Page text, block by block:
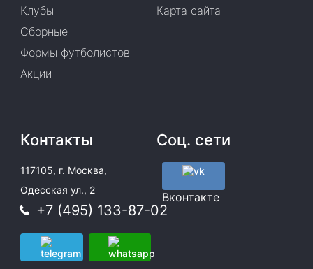
Клубы
Сборные
Формы футболистов
Акции
Карта сайта
Контакты
117105, г. Москва,
Одесская ул., 2
+7 (495) 133-87-02
Соц. сети
Вконтакте